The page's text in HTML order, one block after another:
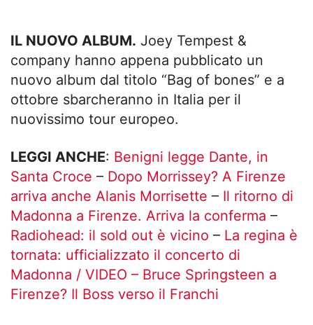
IL NUOVO ALBUM. Joey Tempest &
company hanno appena pubblicato un
nuovo album dal titolo “Bag of bones” e a
ottobre sbarcheranno in Italia per il
nuovissimo tour europeo.
LEGGI ANCHE: Benigni legge Dante, in
Santa Croce – Dopo Morrissey? A Firenze
arriva anche Alanis Morrisette – Il ritorno di
Madonna a Firenze. Arriva la conferma –
Radiohead: il sold out è vicino – La regina è
tornata: ufficializzato il concerto di
Madonna / VIDEO – Bruce Springsteen a
Firenze? Il Boss verso il Franchi